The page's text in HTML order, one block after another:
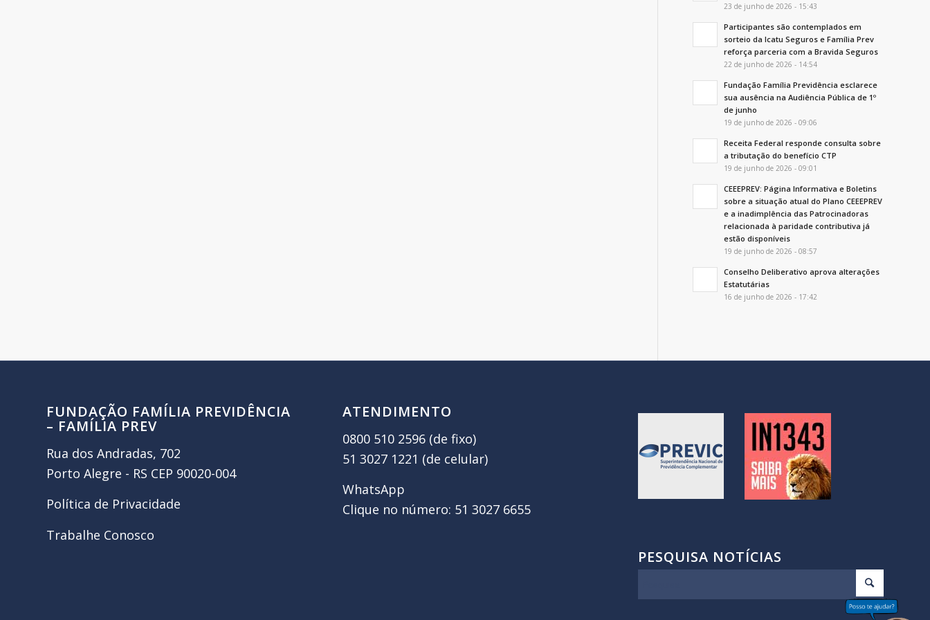
23 de junho de 2026 - 15:43
Participantes são contemplados em
sorteio da Icatu Seguros e Família Prev
reforça parceria com a Bravida Seguros
22 de junho de 2026 - 14:54
Fundação Família Previdência esclarece
sua ausência na Audiência Pública de 1º
de junho
19 de junho de 2026 - 09:06
Receita Federal responde consulta sobre
a tributação do benefício CTP
19 de junho de 2026 - 09:01
CEEEPREV: Página Informativa e Boletins
sobre a situação atual do Plano CEEEPREV
e a inadimplência das Patrocinadoras
relacionada à paridade contributiva já
estão disponíveis
19 de junho de 2026 - 08:57
Conselho Deliberativo aprova alterações
Estatutárias
16 de junho de 2026 - 17:42
FUNDAÇÃO FAMÍLIA PREVIDÊNCIA
– FAMÍLIA PREV
Rua dos Andradas, 702
Porto Alegre - RS CEP 90020-004
Política de Privacidade
Trabalhe Conosco
ATENDIMENTO
0800 510 2596 (de fixo)
51 3027 1221 (de celular)
WhatsApp
Clique no número: 51 3027 6655
PESQUISA NOTÍCIAS